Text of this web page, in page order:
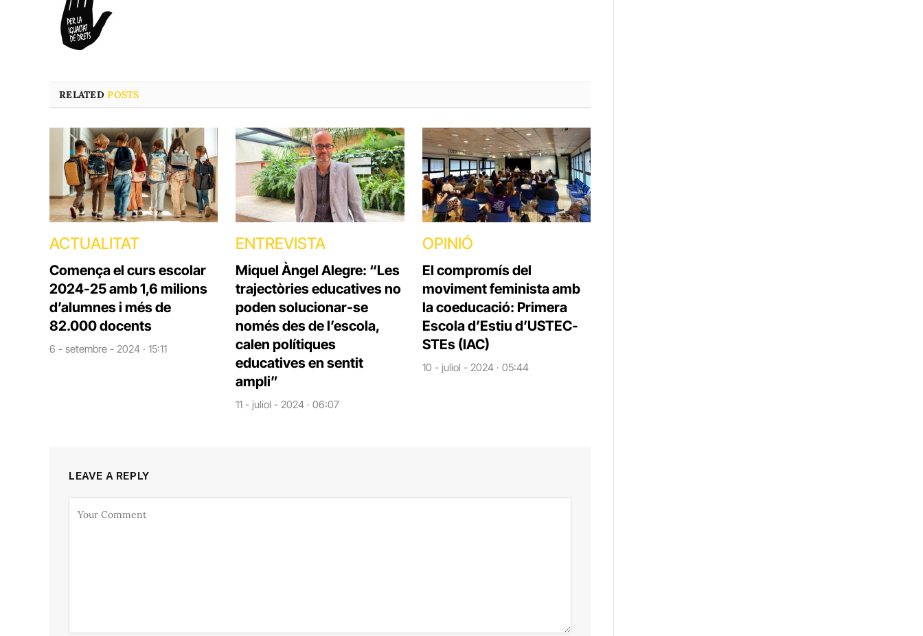
RELATEDPOSTS
ACTUALITAT
Comença el curs escolar
2024-25 amb 1,6 milions
d’alumnes i més de
82.000 docents
6 - setembre - 2024 · 15:11
ENTREVISTA
Miquel Àngel Alegre: “Les
trajectòries educatives no
poden solucionar-se
només des de l’escola,
calen polítiques
educatives en sentit
ampli”
11 - juliol - 2024 · 06:07
OPINIÓ
El compromís del
moviment feminista amb
la coeducació: Primera
Escola d’Estiu d’USTEC-
STEs (IAC)
10 - juliol - 2024 · 05:44
LEAVE A REPLY